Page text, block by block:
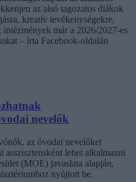
az alsó tagozatos diákok
kreatív tevékenységekre,
már a 2026/2027-es
– írta Facebook-oldalán
nevelők
az óvodai nevelőket
lehet alkalmazni
(MOE) javaslata alapján,
nyújtott be.